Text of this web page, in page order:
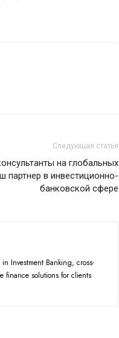
Следующая статья
на глобальных
партнер в инвестиционно-
банковской сфере
Investment Banking, cross-
finance solutions for clients